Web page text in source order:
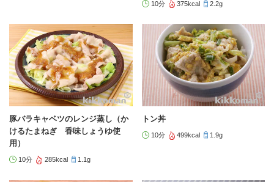
10分 375kcal 2.2g
豚バラキャベツのレンジ蒸し（か
けるたまねぎ 香味しょうゆ使
用）
10分 285kcal 1.1g
トン丼
10分 499kcal 1.9g